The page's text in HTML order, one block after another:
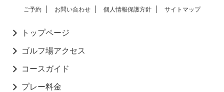
ご予約 お問い合わせ 個人情報保護方針 サイトマップ
トップページ
ゴルフ場アクセス
コースガイド
プレー料金